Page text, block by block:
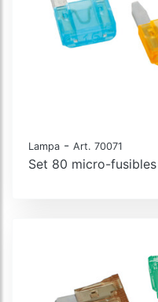
Lampa - Art. 70071
Set 80 micro-